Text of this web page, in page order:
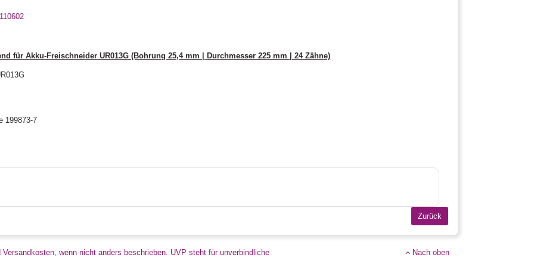
für Akku-Freischneider UR013G (Bohrung 25,4 mm | Durchmesser 225 mm | 24 Zähne)
199873-7
wenn nicht anders beschrieben. UVP steht für unverbindliche Nach oben